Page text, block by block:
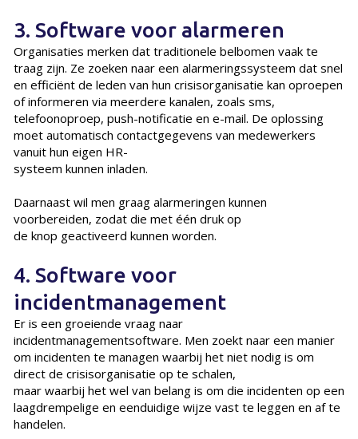
3. Software voor alarmeren
Organisaties merken dat traditionele belbomen vaak te
traag zijn. Ze zoeken naar een alarmeringssysteem dat snel
en efficiënt de leden van hun crisisorganisatie kan oproepen
of informeren via meerdere kanalen, zoals sms,
telefoonoproep, push-notificatie en e-mail. De oplossing
moet automatisch contactgegevens van medewerkers
vanuit hun eigen HR-
systeem kunnen inladen.
Daarnaast wil men graag alarmeringen kunnen
voorbereiden, zodat die met één druk op
de knop geactiveerd kunnen worden.
4. Software voor
incidentmanagement
Er is een groeiende vraag naar
incidentmanagementsoftware. Men zoekt naar een manier
om incidenten te managen waarbij het niet nodig is om
direct de crisisorganisatie op te schalen,
maar waarbij het wel van belang is om die incidenten op een
laagdrempelige en eenduidige wijze vast te leggen en af te
handelen.